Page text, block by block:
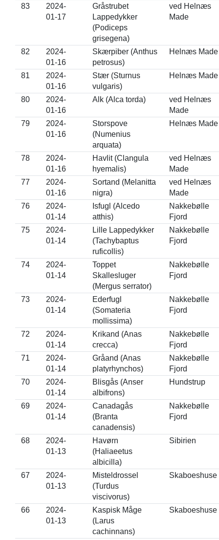
83
2024-
01-17
Gråstrubet
Lappedykker
(Podiceps
grisegena)
ved Helnæs
Made
82
2024-
01-16
Skærpiber (Anthus
petrosus)
Helnæs Made
81
2024-
01-16
Stær (Sturnus
vulgaris)
Helnæs Made
80
2024-
01-16
Alk (Alca torda)
ved Helnæs
Made
79
2024-
01-16
Storspove
(Numenius
arquata)
Helnæs Made
78
2024-
01-16
Havlit (Clangula
hyemalis)
ved Helnæs
Made
77
2024-
01-16
Sortand (Melanitta
nigra)
ved Helnæs
Made
76
2024-
01-14
Isfugl (Alcedo
atthis)
Nakkebølle
Fjord
75
2024-
01-14
Lille Lappedykker
(Tachybaptus
ruficollis)
Nakkebølle
Fjord
74
2024-
01-14
Toppet
Skallesluger
(Mergus serrator)
Nakkebølle
Fjord
73
2024-
01-14
Ederfugl
(Somateria
mollissima)
Nakkebølle
Fjord
72
2024-
01-14
Krikand (Anas
crecca)
Nakkebølle
Fjord
71
2024-
01-14
Gråand (Anas
platyrhynchos)
Nakkebølle
Fjord
70
2024-
01-14
Blisgås (Anser
albifrons)
Hundstrup
69
2024-
01-14
Canadagås
(Branta
canadensis)
Nakkebølle
Fjord
68
2024-
01-13
Havørn
(Haliaeetus
albicilla)
Sibirien
67
2024-
01-13
Misteldrossel
(Turdus
viscivorus)
Skaboeshuse
66
2024-
01-13
Kaspisk Måge
(Larus
cachinnans)
Skaboeshuse